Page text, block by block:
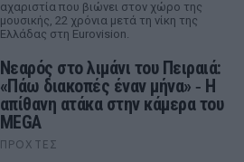
αχαριστία που βιώνει στον χώρο της
μουσικής, 22 χρόνια μετά τη νίκη της
Ελλάδας στη Eurovision.
Νεαρός στο λιμάνι του Πειραιά:
«Πάω διακοπές έναν μήνα» ‑ Η
απίθανη ατάκα στην κάμερα του
MEGA
ΠΡΟΧΤΈΣ